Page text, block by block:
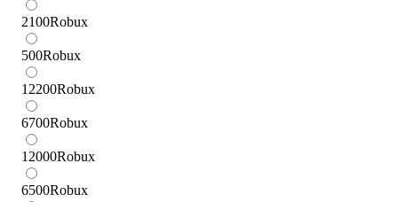
2100Robux
500Robux
12200Robux
6700Robux
12000Robux
6500Robux